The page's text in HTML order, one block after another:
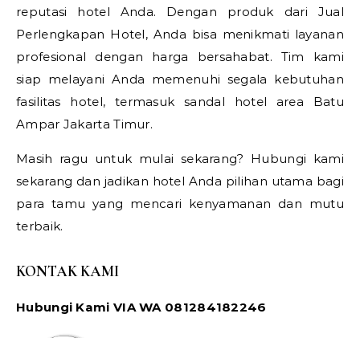
reputasi hotel Anda. Dengan produk dari Jual
Perlengkapan Hotel, Anda bisa menikmati layanan
profesional dengan harga bersahabat. Tim kami
siap melayani Anda memenuhi segala kebutuhan
fasilitas hotel, termasuk sandal hotel area Batu
Ampar Jakarta Timur.
Masih ragu untuk mulai sekarang? Hubungi kami
sekarang dan jadikan hotel Anda pilihan utama bagi
para tamu yang mencari kenyamanan dan mutu
terbaik.
KONTAK KAMI
Hubungi Kami VIA WA 081284182246